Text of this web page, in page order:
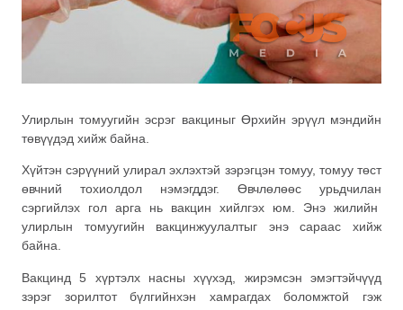
Улирлын томуугийн эсрэг вакциныг Өрхийн эрүүл мэндийн
төвүүдэд хийж байна.
Хүйтэн сэрүүний улирал эхлэхтэй зэрэгцэн томуу, томуу төст
өвчний тохиолдол нэмэгддэг. Өвчлөлөөс урьдчилан
сэргийлэх гол арга нь вакцин хийлгэх юм. Энэ жилийн
улирлын томуугийн вакцинжуулалтыг энэ сараас хийж
байна.
Вакцинд 5 хүртэлх насны хүүхэд, жирэмсэн эмэгтэйчүүд
зэрэг зорилтот бүлгийнхэн хамрагдах боломжтой гэж